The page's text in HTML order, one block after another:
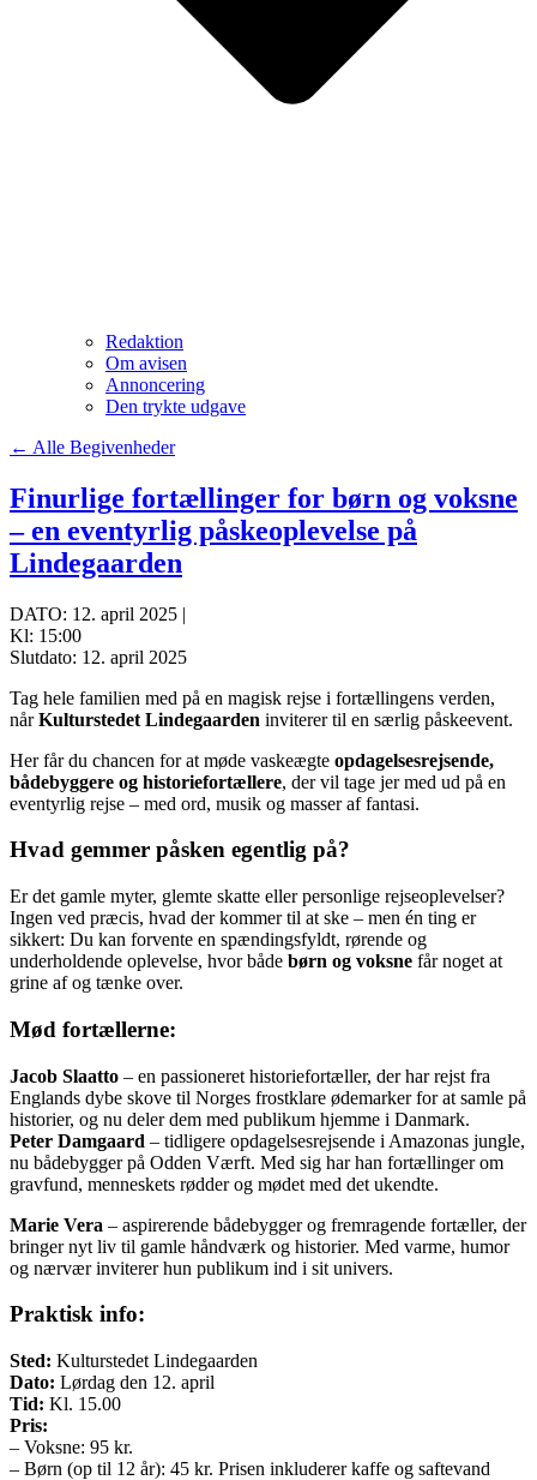
Redaktion
Om avisen
Annoncering
Den trykte udgave
← Alle Begivenheder
Finurlige fortællinger for børn og voksne
– en eventyrlig påskeoplevelse på
Lindegaarden
DATO: 12. april 2025 |
Kl: 15:00
Slutdato: 12. april 2025
Tag hele familien med på en magisk rejse i fortællingens verden,
nårKulturstedet Lindegaarden inviterer til en særlig påskeevent.
Her får du chancen for at møde vaskeægte opdagelsesrejsende,
bådebyggere og historiefortællere, der vil tage jer med ud på en
eventyrlig rejse – med ord, musik og masser af fantasi.
Hvad gemmer påsken egentlig på?
Er det gamle myter, glemte skatte eller personlige rejseoplevelser?
Ingen ved præcis, hvad der kommer til at ske – men én ting er
sikkert: Du kan forvente en spændingsfyldt, rørende og
underholdende oplevelse, hvor både børn og voksne får noget at
grine af og tænke over.
Mød fortællerne:
Jacob Slaatto – en passioneret historiefortæller, der har rejst fra
Englands dybe skove til Norges frostklare ødemarker for at samle på
historier, og nu deler dem med publikum hjemme i Danmark.
Peter Damgaard – tidligere opdagelsesrejsende i Amazonas jungle,
nu bådebygger på Odden Værft. Med sig har han fortællinger om
gravfund, menneskets rødder og mødet med det ukendte.
Marie Vera – aspirerende bådebygger og fremragende fortæller, der
bringer nyt liv til gamle håndværk og historier. Med varme, humor
og nærvær inviterer hun publikum ind i sit univers.
Praktisk info:
Sted: Kulturstedet Lindegaarden
Dato: Lørdag den 12. april
Tid: Kl. 15.00
Pris:
– Voksne: 95 kr.
– Børn (op til 12 år): 45 kr. Prisen inkluderer kaffe og saftevand